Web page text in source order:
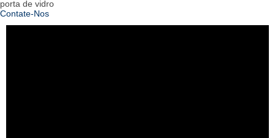
porta de vidro
Contate-Nos